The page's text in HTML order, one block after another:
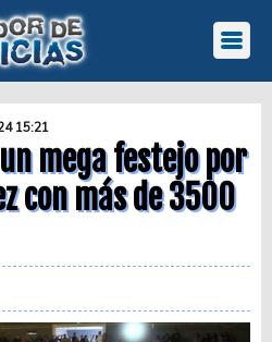
15:21
mega festejo por
con más de 3500